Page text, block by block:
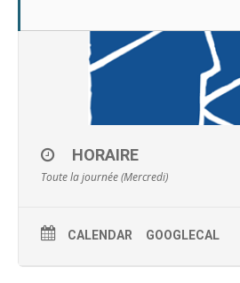
HORAIRE
Toute la journée (Mercredi)
CALENDAR GOOGLECAL